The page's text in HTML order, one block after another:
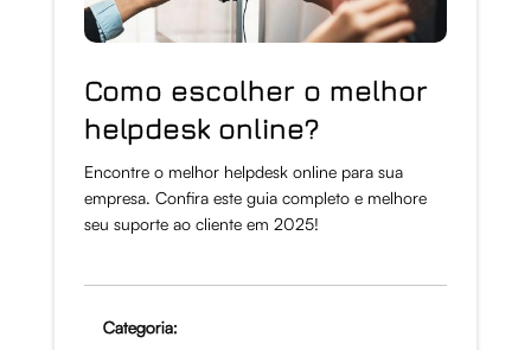
Como escolher o melhor
helpdesk online?
Encontre o melhor helpdesk online para sua
empresa. Confira este guia completo e melhore
seu suporte ao cliente em 2025!
Categoria: